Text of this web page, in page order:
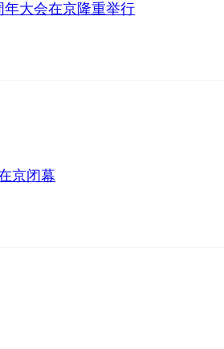
年大会在京隆重举行
京闭幕